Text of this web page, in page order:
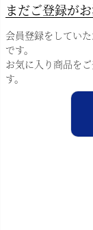
まだご登録が
会員登録をしてい
です。
お気に入り商品を
す。